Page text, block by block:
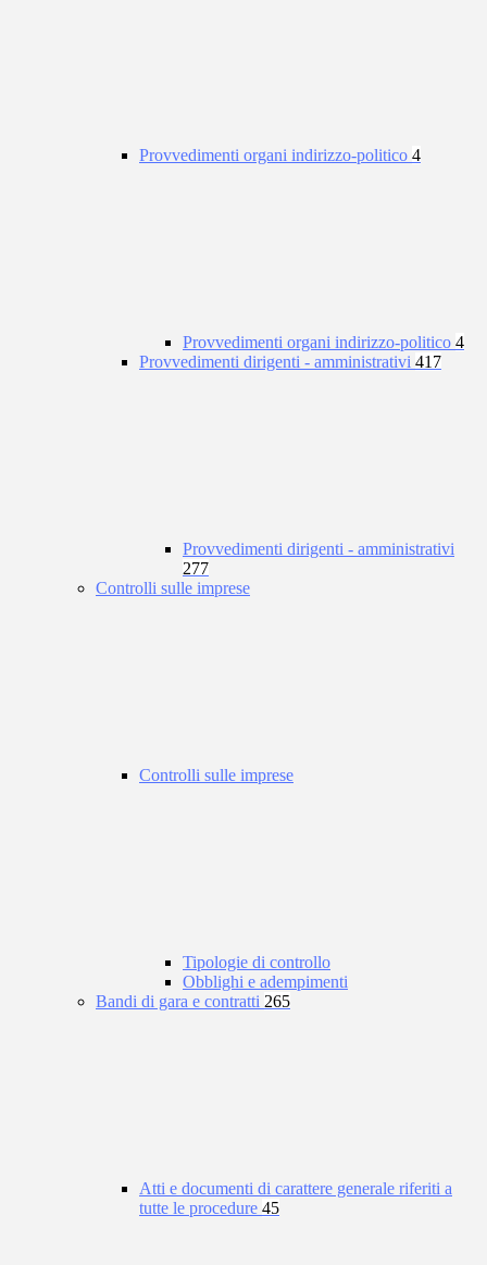
Provvedimenti organi indirizzo-politico 4
Provvedimenti organi indirizzo-politico 4
Provvedimenti dirigenti - amministrativi 417
Provvedimenti dirigenti - amministrativi
277
Controlli sulle imprese
Controlli sulle imprese
Tipologie di controllo
Obblighi e adempimenti
Bandi di gara e contratti 265
Atti e documenti di carattere generale riferiti a
tutte le procedure 45